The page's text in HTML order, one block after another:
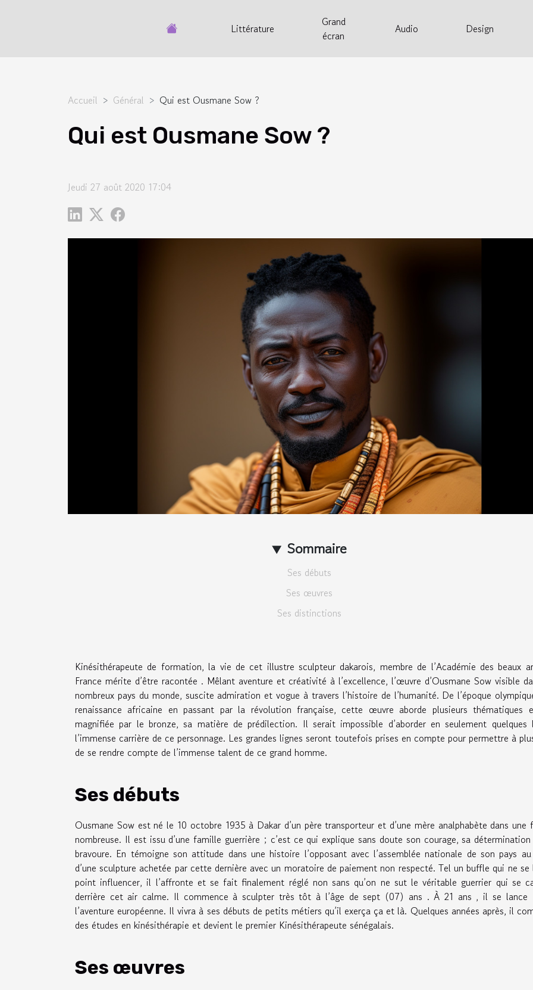
Littérature
Grand
écran
Audio Design
Accueil Général Qui est Ousmane Sow ?
Qui est Ousmane Sow ?
Jeudi 27 août 2020 17:04
Sommaire
Ses débuts
Ses œuvres
Ses distinctions
Kinésithérapeute de formation, la vie de cet illustre sculpteur dakarois, membre de l’Académie des beaux
France mérite d’être racontée . Mêlant aventure et créativité à l’excellence, l’œuvre d’Ousmane Sow visible
nombreux pays du monde, suscite admiration et vogue à travers l’histoire de l’humanité. De l’époque
renaissance africaine en passant par la révolution française, cette œuvre aborde plusieurs thématiques
magnifiée par le bronze, sa matière de prédilection. Il serait impossible d’aborder en seulement quelques
l’immense carrière de ce personnage. Les grandes lignes seront toutefois prises en compte pour permettre à
de se rendre compte de l’immense talent de ce grand homme.
Ses débuts
Ousmane Sow est né le 10 octobre 1935 à Dakar d’un père transporteur et d’une mère analphabète dans une
nombreuse. Il est issu d’une famille guerrière ; c’est ce qui explique sans doute son courage, sa
bravoure. En témoigne son attitude dans une histoire l’opposant avec l’assemblée nationale de son pays
d’une sculpture achetée par cette dernière avec un moratoire de paiement non respecté. Tel un buffle qui ne se
point influencer, il l’affronte et se fait finalement réglé non sans qu’on ne sut le véritable guerrier qui se
derrière cet air calme. Il commence à sculpter très tôt à l’âge de sept (07) ans . À 21 ans , il se lance
l’aventure européenne. Il vivra à ses débuts de petits métiers qu’il exerça ça et là. Quelques années après, il
des études en kinésithérapie et devient le premier Kinésithérapeute sénégalais.
Ses œuvres